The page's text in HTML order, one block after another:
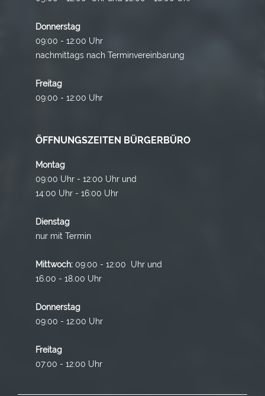
Donnerstag
09:00 - 12:00 Uhr
nachmittags nach Terminvereinbarung
Freitag
09:00 - 12:00 Uhr
ÖFFNUNGSZEITEN BÜRGERBÜRO
Montag
09:00 Uhr - 12:00 Uhr und
14:00 Uhr - 16:00 Uhr
Dienstag
nur mit Termin
Mittwoch: 09:00 - 12:00 Uhr und
16.00 - 18.00 Uhr
Donnerstag
09:00 - 12:00 Uhr
Freitag
07:00 - 12:00 Uhr